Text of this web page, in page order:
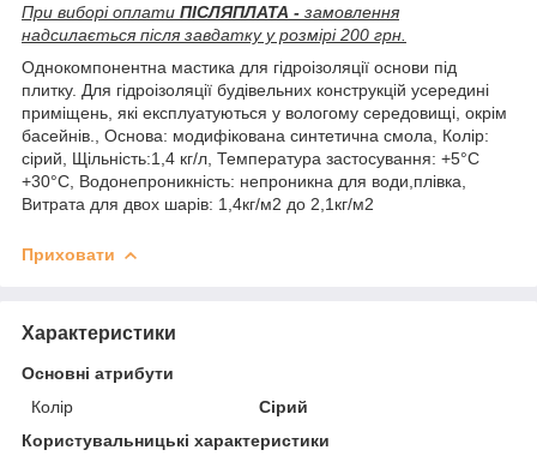
При виборі оплати ПІСЛЯПЛАТА - замовлення
надсилається після завдатку у розмірі 200 грн.
Однокомпонентна мастика для гідроізоляції основи під
плитку. Для гідроізоляції будівельних конструкцій усередині
приміщень, які експлуатуються у вологому середовищі, окрім
басейнів., Основа: модифікована синтетична смола, Колір:
сірий, Щільність:1,4 кг/л, Температура застосування: +5°C
+30°С, Водонепроникність: непроникна для води,плівка,
Витрата для двох шарів: 1,4кг/м2 до 2,1кг/м2
Приховати
Характеристики
Основні атрибути
Колір
Сірий
Користувальницькі характеристики